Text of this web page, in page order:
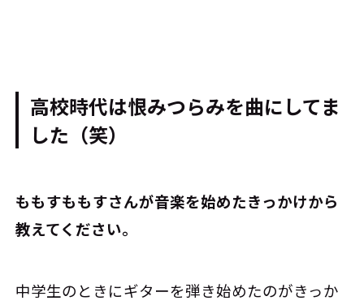
高校時代は恨みつらみを曲にしてま
した（笑）
――ももすももすさんが音楽を始めたきっかけから
教えてください。
中学生のときにギターを弾き始めたのがきっか